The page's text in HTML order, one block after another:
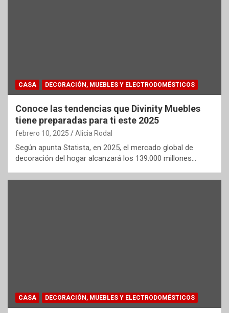
CASA DECORACIÓN, MUEBLES Y ELECTRODOMÉSTICOS
Conoce las tendencias que Divinity Muebles
tiene preparadas para ti este 2025
febrero 10, 2025 Alicia Rodal
Según apunta Statista, en 2025, el mercado global de
decoración del hogar alcanzará los 139.000 millones…
CASA DECORACIÓN, MUEBLES Y ELECTRODOMÉSTICOS